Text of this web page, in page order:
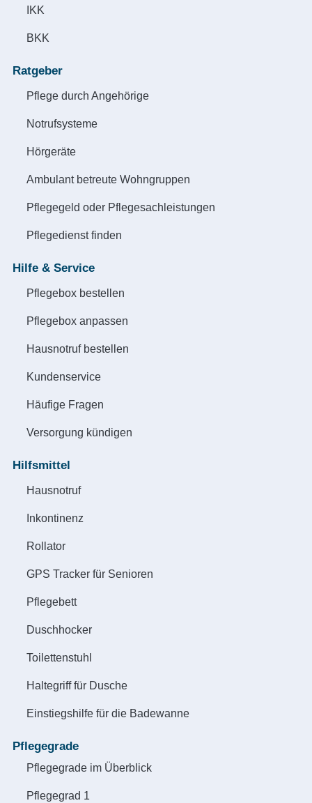
IKK
BKK
Ratgeber
Pflege durch Angehörige
Notrufsysteme
Hörgeräte
Ambulant betreute Wohngruppen
Pflegegeld oder Pflegesachleistungen
Pflegedienst finden
Hilfe & Service
Pflegebox bestellen
Pflegebox anpassen
Hausnotruf bestellen
Kundenservice
Häufige Fragen
Versorgung kündigen
Hilfsmittel
Hausnotruf
Inkontinenz
Rollator
GPS Tracker für Senioren
Pflegebett
Duschhocker
Toilettenstuhl
Haltegriff für Dusche
Einstiegshilfe für die Badewanne
Pflegegrade
Pflegegrade im Überblick
Pflegegrad 1